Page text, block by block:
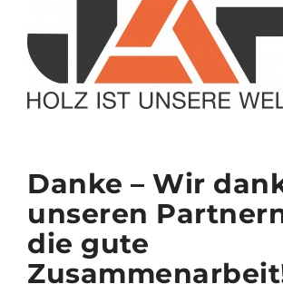
Danke – Wir
unseren
die gute